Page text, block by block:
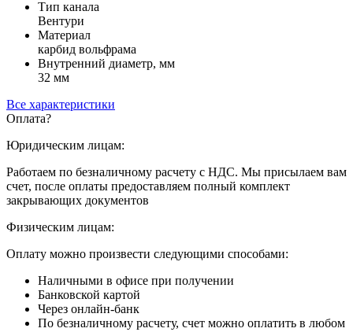
Тип канала
Вентури
Материал
карбид вольфрама
Внутренний диаметр, мм
32 мм
Все характеристики
Оплата?
Юридическим лицам:
Работаем по безналичному расчету с НДС. Мы присылаем вам
счет, после оплаты предоставляем полный комплект
закрывающих документов
Физическим лицам:
Оплату можно произвести следующими способами:
Наличными в офисе при получении
Банковской картой
Через онлайн-банк
По безналичному расчету, счет можно оплатить в любом